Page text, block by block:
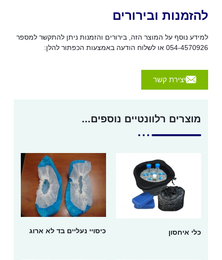
ובירורים
על המוצר הזה, בירורים והזמנות ניתן להתקשר למספר
קשר
רלוונטיים נוספים...
כיסויי נעליים בד לא ארוג